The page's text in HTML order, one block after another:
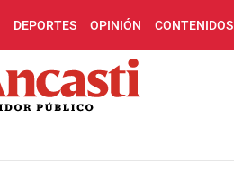
DEPORTES OPINIÓN CONTENIDOS